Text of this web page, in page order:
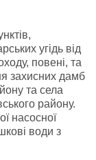
угідь від
повені, та
захисних дамб
та села
району.
насосної
води з